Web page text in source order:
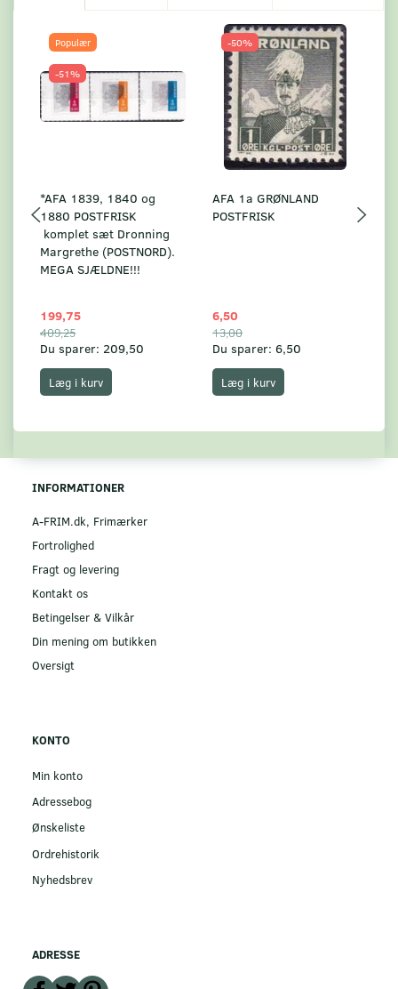
Populær
-51%
*AFA 1839, 1840 og
1880 POSTFRISK
komplet sæt Dronning
Margrethe (POSTNORD).
MEGA SJÆLDNE!!!
199,75
409,25
Du sparer: 209,50
Læg i kurv
-50%
AFA 1a GRØNLAND
POSTFRISK
6,50
13,00
Du sparer: 6,50
Læg i kurv
INFORMATIONER
A-FRIM.dk, Frimærker
Fortrolighed
Fragt og levering
Kontakt os
Betingelser & Vilkår
Din mening om butikken
Oversigt
KONTO
Min konto
Adressebog
Ønskeliste
Ordrehistorik
Nyhedsbrev
ADRESSE